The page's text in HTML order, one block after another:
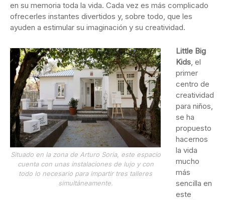
en su memoria toda la vida. Cada vez es más complicado
ofrecerles instantes divertidos y, sobre todo, que les
ayuden a estimular su imaginación y su creatividad.
Situado en la zona de Arturo Soria, este espacio
cuenta con unas instalaciones de lujo y con
todo lo necesario para impartir tres talleres
simultáneamente.
Little Big
Kids, el
primer
centro de
creatividad
para niños,
se ha
propuesto
hacernos
la vida
mucho
más
sencilla en
este